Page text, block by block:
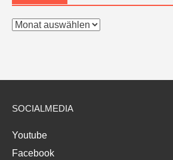
Archiv
SOCIALMEDIA
Youtube
Facebook